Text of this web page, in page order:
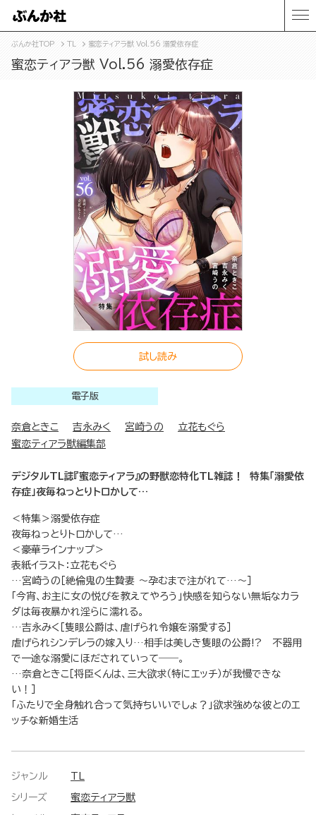
ぶんか社TOP TL 蜜恋ティアラ獣 Vol.56 溺愛依存症
蜜恋ティアラ獣 Vol.56 溺愛依存症
試し読み
電子版
奈倉ときこ 吉永みく 宮崎うの
立花もぐら
蜜恋ティアラ獣編集部
デジタルTL誌『蜜恋ティアラ』の野獣恋特化TL雑誌！ 特集「溺愛依
存症」夜毎ねっとりトロかして…
＜特集＞溺愛依存症
夜毎ねっとりトロかして…
＜豪華ラインナップ＞
表紙イラスト：立花もぐら
…宮崎うの［絶倫鬼の生贄妻 ～孕むまで注がれて…～］
「今宵、お主に女の悦びを教えてやろう」快感を知らない無垢なカラ
ダは毎夜暴かれ淫らに濡れる。
…吉永みく［隻眼公爵は、虐げられ令嬢を溺愛する］
虐げられシンデレラの嫁入り…相手は美しき隻眼の公爵!? 不器用
で一途な溺愛にほだされていって――。
…奈倉ときこ［将臣くんは、三大欲求（特にエッチ）が我慢できな
い！］
「ふたりで全身触れ合って気持ちいいでしょ？」欲求強めな彼とのエ
ッチな新婚生活
ジャンル
シリーズ 蜜恋ティアラ獣